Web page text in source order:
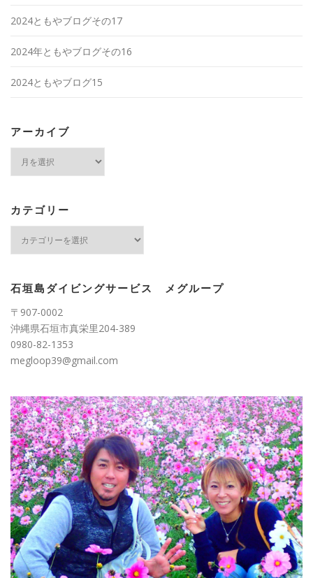
2024ともやブログその17
2024年ともやブログその16
2024ともやブログ15
アーカイブ
ブ
カテゴリー
ー
石垣島ダイビングサービス メグループ
〒907-0002
沖縄県石垣市真栄里204-389
0980-82-1353
megloop39@gmail.com